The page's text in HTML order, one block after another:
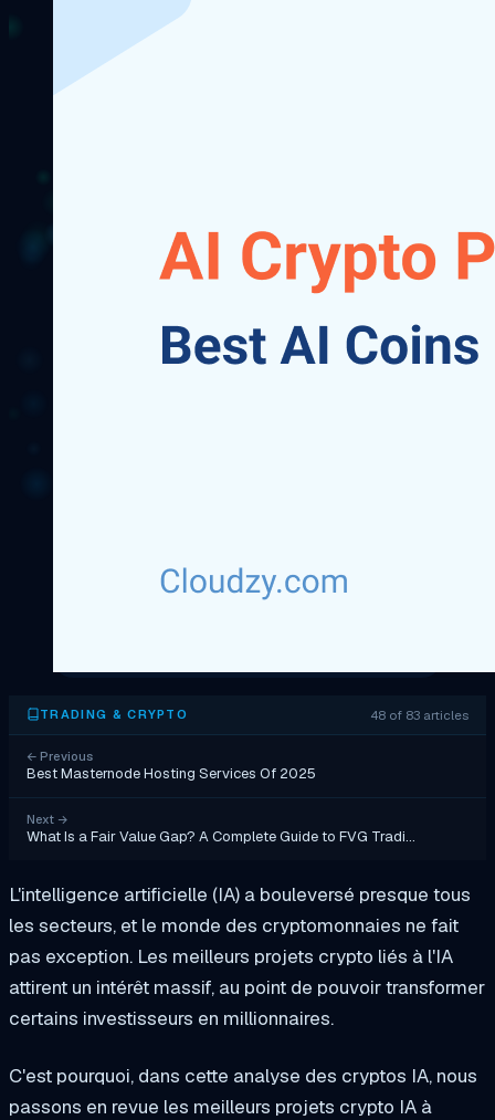
TRADING & CRYPTO 48 of 83 articles
← Previous
Best Masternode Hosting Services Of 2025
Next →
What Is a Fair Value Gap? A Complete Guide to FVG Tradi…
L'intelligence artificielle (IA) a bouleversé presque tous
les secteurs, et le monde des cryptomonnaies ne fait
pas exception. Les meilleurs projets crypto liés à l'IA
attirent un intérêt massif, au point de pouvoir transformer
certains investisseurs en millionnaires.
C'est pourquoi, dans cette analyse des cryptos IA, nous
passons en revue les meilleurs projets crypto IA à